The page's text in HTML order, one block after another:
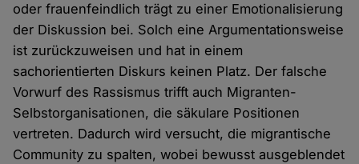
oder frauenfeindlich trägt zu einer Emotionalisierung
der Diskussion bei. Solch eine Argumentationsweise
ist zurückzuweisen und hat in einem
sachorientierten Diskurs keinen Platz. Der falsche
Vorwurf des Rassismus trifft auch Migranten-
Selbstorganisationen, die säkulare Positionen
vertreten. Dadurch wird versucht, die migrantische
Community zu spalten, wobei bewusst ausgeblendet